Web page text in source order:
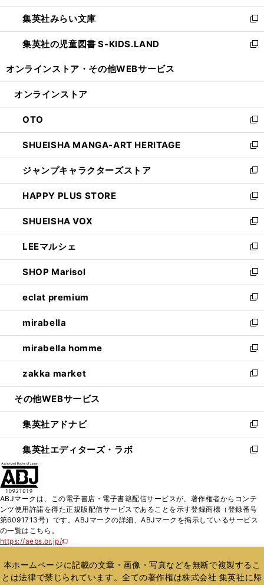
開
く
ウ
で
開
く
ン
ド
ウ
で
ウ
ィ
ン
ド
開
集英社みらい文庫
新
し
い
ン
ウ
で
開
く
集英社の児童図書 S-KIDS.LAND
新
ウ
ン
ド
ウ
で
開
く
オンラインストア・ その他WEBサービス
オンラインストア
OTO
新
し
い
ウ
ィ
ン
ド
ウ
で
開
く
SHUEISHA MANGA-ART HERITAGE
新
し
い
ウ
ィ
ン
ド
ウ
で
開
く
ジャンプキャラクターズストア
新
し
い
ウ
ィ
ン
ド
ウ
で
開
く
HAPPY PLUS STORE
新
し
い
ウ
ィ
ン
ド
ウ
で
開
く
SHUEISHA VOX
新
し
い
ウ
ィ
ン
ド
ウ
で
開
く
LEEマルシェ
新
し
い
ウ
ィ
ン
ド
ウ
で
開
く
SHOP Marisol
新
し
い
ウ
ィ
ン
ド
ウ
で
開
eclat premium
新
し
い
ウ
ィ
ン
ド
ウ
開
く
mirabella
新
し
い
ウ
ィ
ン
ウ
で
開
く
mirabella homme
新
し
い
ウ
ン
ド
ウ
で
zakka market
新
し
ウ
ィ
ン
ド
く
その他WEBサービス
集英社アドナビ
新
し
い
ド
ウ
で
集英社エディターズ・ラボ
新
ィ
ン
ド
開
く
ABJマークは、この電子書店・電子書籍配信サービスが、著作権者からコンテ
ンツ使用許諾を得た正規版配信サービスであることを示す登録商標（登録番号
第6091713号）です。ABJマークの詳細、ABJマークを掲示しているサービス
の一覧はこちら。
https://aebs.or.jp/
新
い
ウ
ィ
本ホームページに記載の文章・画像・写真などを無断で複製するこ
とは法律で禁じられています。全ての著作権は株式会社 集英社に帰